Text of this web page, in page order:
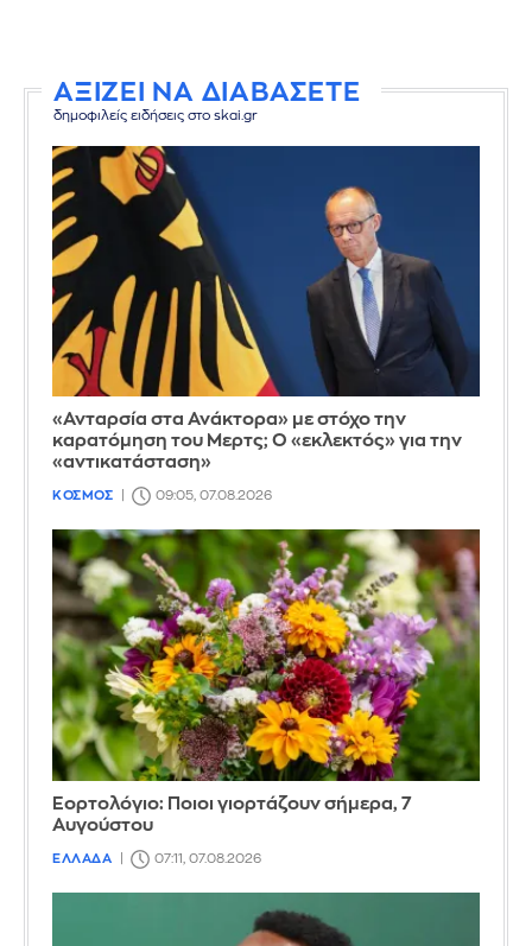
ΑΞΙΖΕΙ ΝΑ ΔΙΑΒΑΣΕΤΕ
δημοφιλείς ειδήσεις στο skai.gr
«Ανταρσία στα Ανάκτορα» με στόχο την
καρατόμηση του Μερτς; Ο «εκλεκτός» για την
«αντικατάσταση»
ΚΟΣΜΟΣ 09:05, 07.08.2026
Εορτολόγιο: Ποιοι γιορτάζουν σήμερα, 7
Αυγούστου
ΕΛΛΑΔΑ 07:11, 07.08.2026